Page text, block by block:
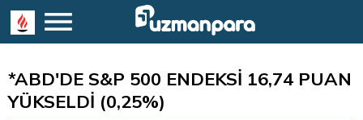
*ABD'DE S&P 500 ENDEKSİ 16,74 PUAN
YÜKSELDİ (0,25%)